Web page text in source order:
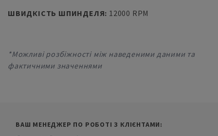
ШВИДКІСТЬ ШПИНДЕЛЯ: 12000 RPM
*Можливі розбіжності між наведеними даними та
фактичними значеннями
ВАШ МЕНЕДЖЕР ПО РОБОТІ З КЛІЄНТАМИ: